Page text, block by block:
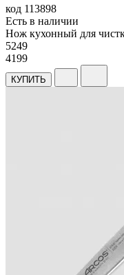
код 113898
Есть в наличии
Нож кухонный для
5249
4199
КУПИТЬ